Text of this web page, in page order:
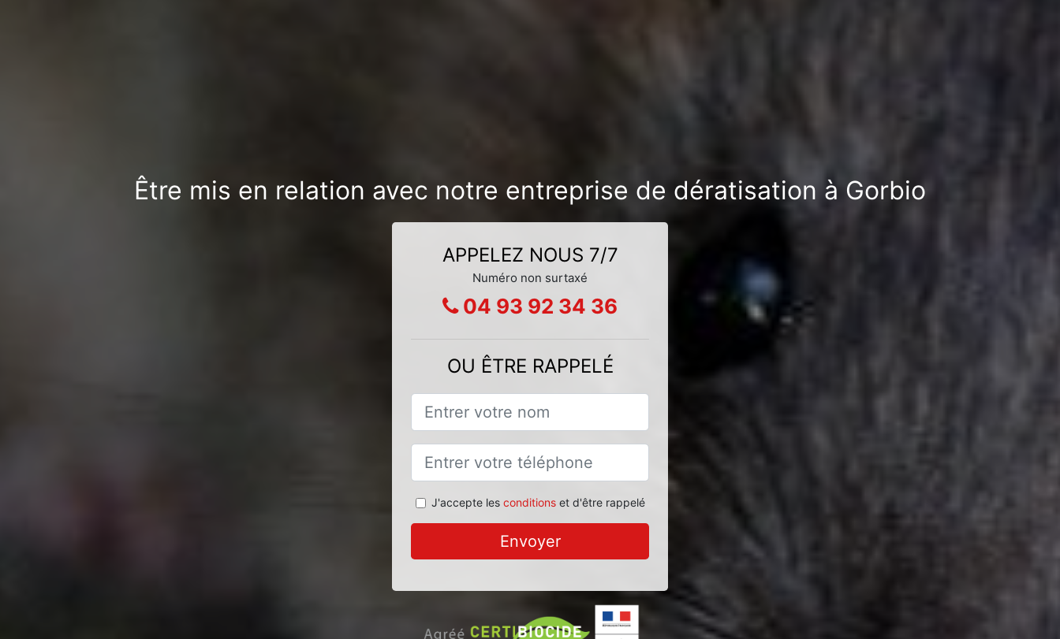
Être mis en relation avec notre entreprise de dératisation à Gorbio
APPELEZ NOUS 7/7
Numéro non surtaxé
04 93 92 34 36
OU ÊTRE RAPPELÉ
J'accepte les conditionset d'être rappelé
Envoyer